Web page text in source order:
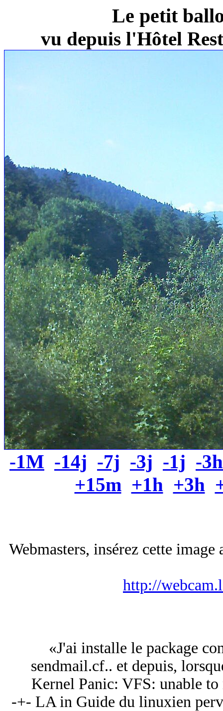
Le petit
vu depuis l'Hôtel
-1M -14j -7j -3j -1j -3h
+15m +1h +3h
Webmasters, insérez cette
http://
«J'ai installe le package
sendmail.cf.. et depuis,
Kernel Panic: VFS: unable
-+- LA in Guide du linuxien